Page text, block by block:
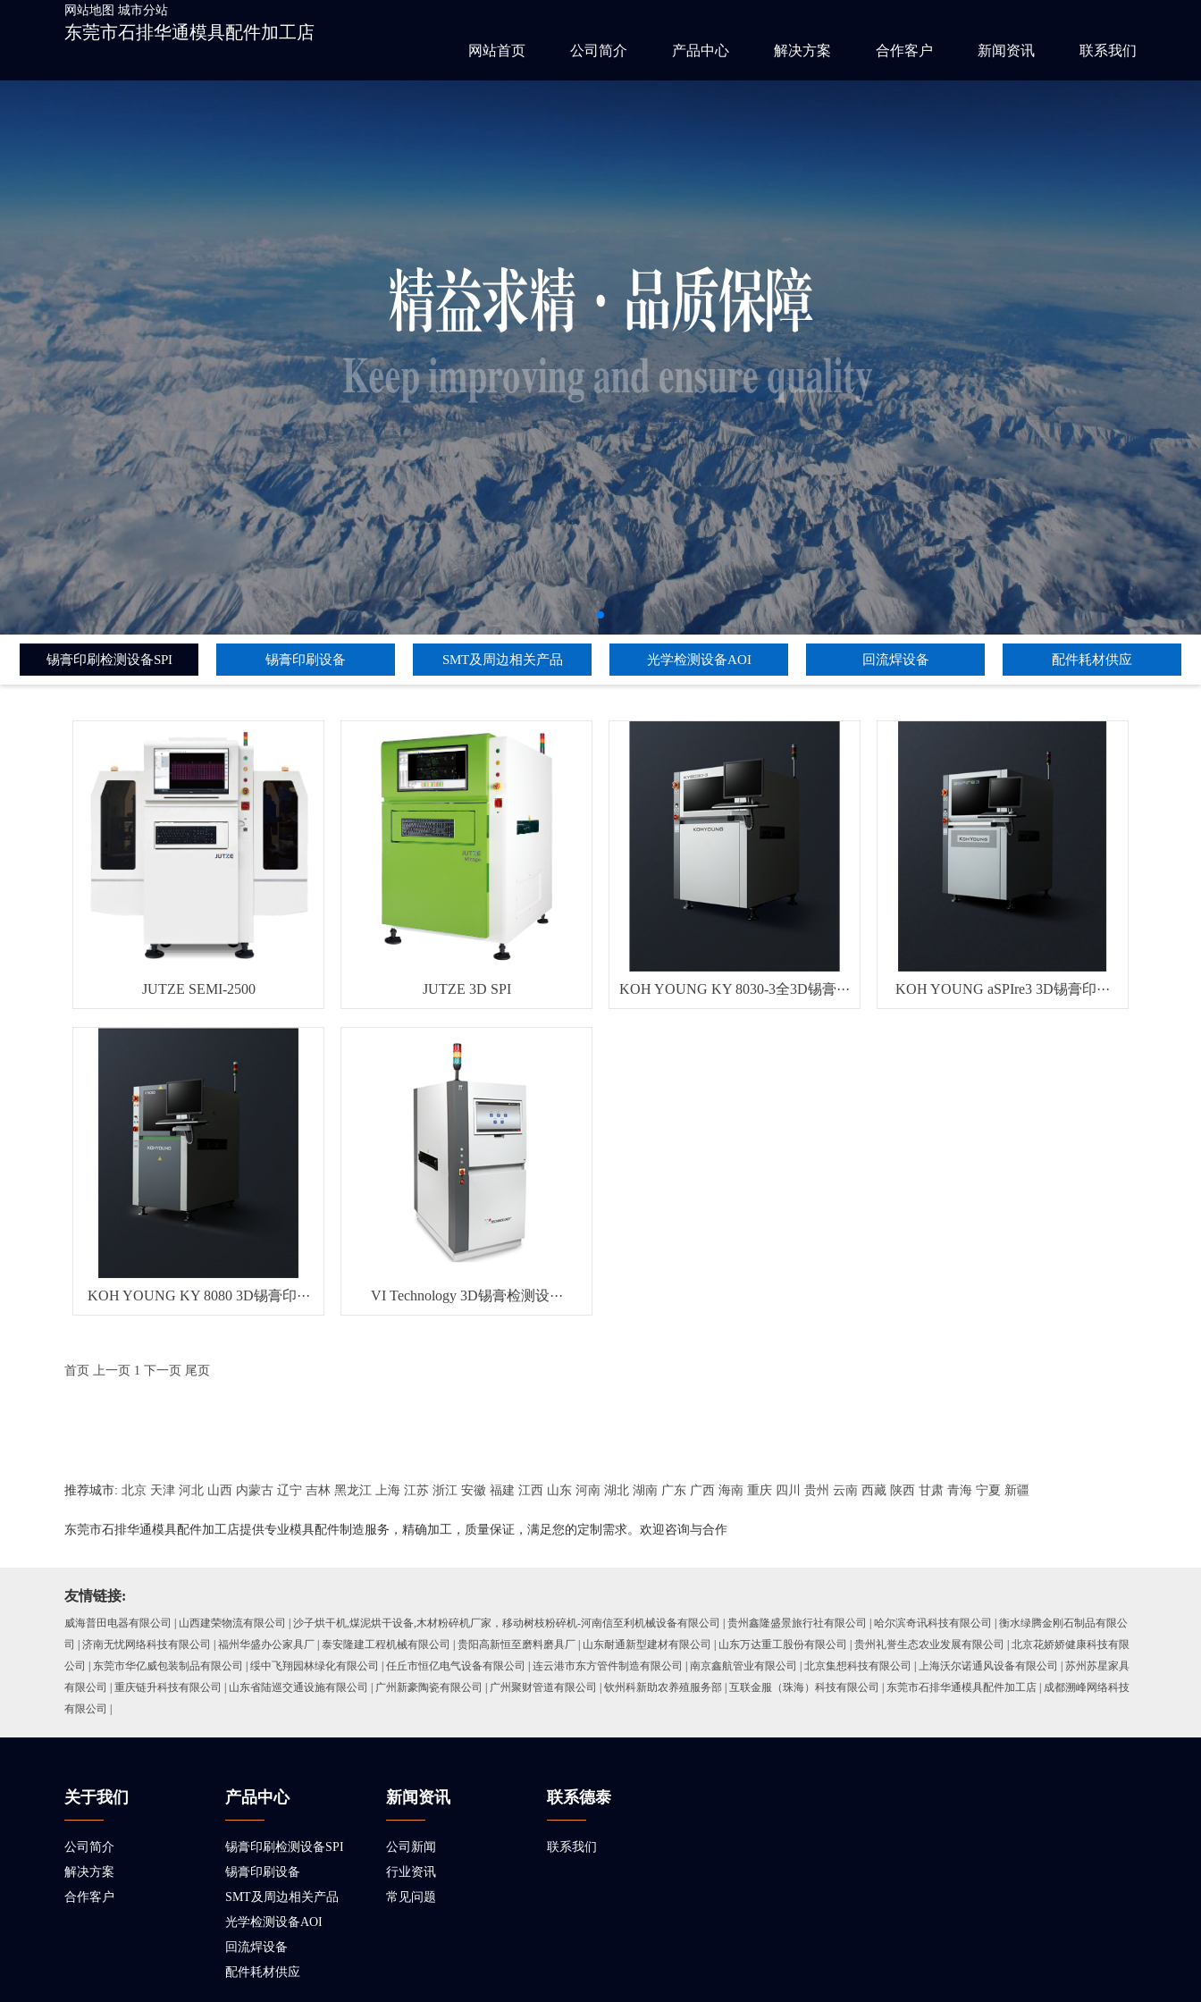
网站地图 城市分站
东莞市石排华通模具配件加工店
网站首页 公司简介 产品中心 解决方案 合作客户 新闻资讯 联系我们
锡膏印刷检测设备SPI 锡膏印刷设备 SMT及周边相关产品 光学检测设备AOI 回流焊设备 配件耗材供应
JUTZE SEMI-2500 JUTZE 3D SPI KOH YOUNG KY 8030-3全3D锡膏··· KOH YOUNG aSPIre3 3D锡膏印···
KOH YOUNG KY 8080 3D锡膏印··· VI Technology 3D锡膏检测设···
首页 上一页 1 下一页 尾页
推荐城市: 北京 天津 河北 山西 内蒙古 辽宁 吉林 黑龙江 上海 江苏 浙江 安徽 福建 江西 山东 河南 湖北 湖南 广东 广西 海南 重庆 四川 贵州 云南 西藏 陕西 甘肃 青海 宁夏 新疆
东莞市石排华通模具配件加工店提供专业模具配件制造服务，精确加工，质量保证，满足您的定制需求。欢迎咨询与合作
友情链接:
威海普田电器有限公司 山西建荣物流有限公司 沙子烘干机,煤泥烘干设备,木材粉碎机厂家，移动树枝粉碎机-河南信至利机械设备有限公司 贵州鑫隆盛景旅行社有限公司 哈尔滨奇讯科技有限公司
衡水绿腾金刚石制品有限公
司
济南无忧网络科技有限公司 福州华盛办公家具厂 泰安隆建工程机械有限公司 贵阳高新恒至磨料磨具厂 山东耐通新型建材有限公司 山东万达重工股份有限公司 贵州礼誉生态农业发展有限公司
北京花娇娇健康科技有限
公司
东莞市华亿威包装制品有限公司 绥中飞翔园林绿化有限公司 任丘市恒亿电气设备有限公司 连云港市东方管件制造有限公司 南京鑫航管业有限公司 北京集想科技有限公司 上海沃尔诺通风设备有限公司
苏州苏星家具
有限公司
重庆链升科技有限公司 山东省陆巡交通设施有限公司 广州新豪陶瓷有限公司 广州聚财管道有限公司 钦州科新助农养殖服务部 互联金服（珠海）科技有限公司 东莞市石排华通模具配件加工店
成都溯峰网络科技
有限公司
关于我们
公司简介
解决方案
合作客户
产品中心
锡膏印刷检测设备SPI
锡膏印刷设备
SMT及周边相关产品
光学检测设备AOI
回流焊设备
配件耗材供应
新闻资讯
公司新闻
行业资讯
常见问题
联系德泰
联系我们